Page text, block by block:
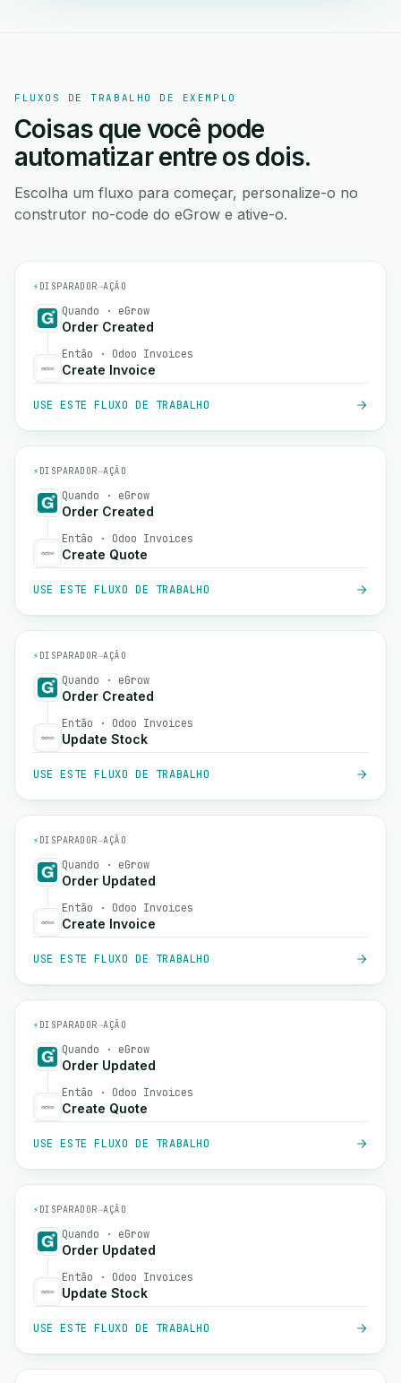
FLUXOS DE TRABALHO DE EXEMPLO
Coisas que você pode
automatizar entre os dois.
Escolha um fluxo para começar, personalize-o no
construtor no-code do eGrow e ative-o.
⚡ DISPARADOR→AÇÃO
Quando · eGrow
Order Created
Então · Odoo Invoices
Create Invoice
USE ESTE FLUXO DE TRABALHO
⚡ DISPARADOR→AÇÃO
Quando · eGrow
Order Created
Então · Odoo Invoices
Create Quote
USE ESTE FLUXO DE TRABALHO
⚡ DISPARADOR→AÇÃO
Quando · eGrow
Order Created
Então · Odoo Invoices
Update Stock
USE ESTE FLUXO DE TRABALHO
⚡ DISPARADOR→AÇÃO
Quando · eGrow
Order Updated
Então · Odoo Invoices
Create Invoice
USE ESTE FLUXO DE TRABALHO
⚡ DISPARADOR→AÇÃO
Quando · eGrow
Order Updated
Então · Odoo Invoices
Create Quote
USE ESTE FLUXO DE TRABALHO
⚡ DISPARADOR→AÇÃO
Quando · eGrow
Order Updated
Então · Odoo Invoices
Update Stock
USE ESTE FLUXO DE TRABALHO